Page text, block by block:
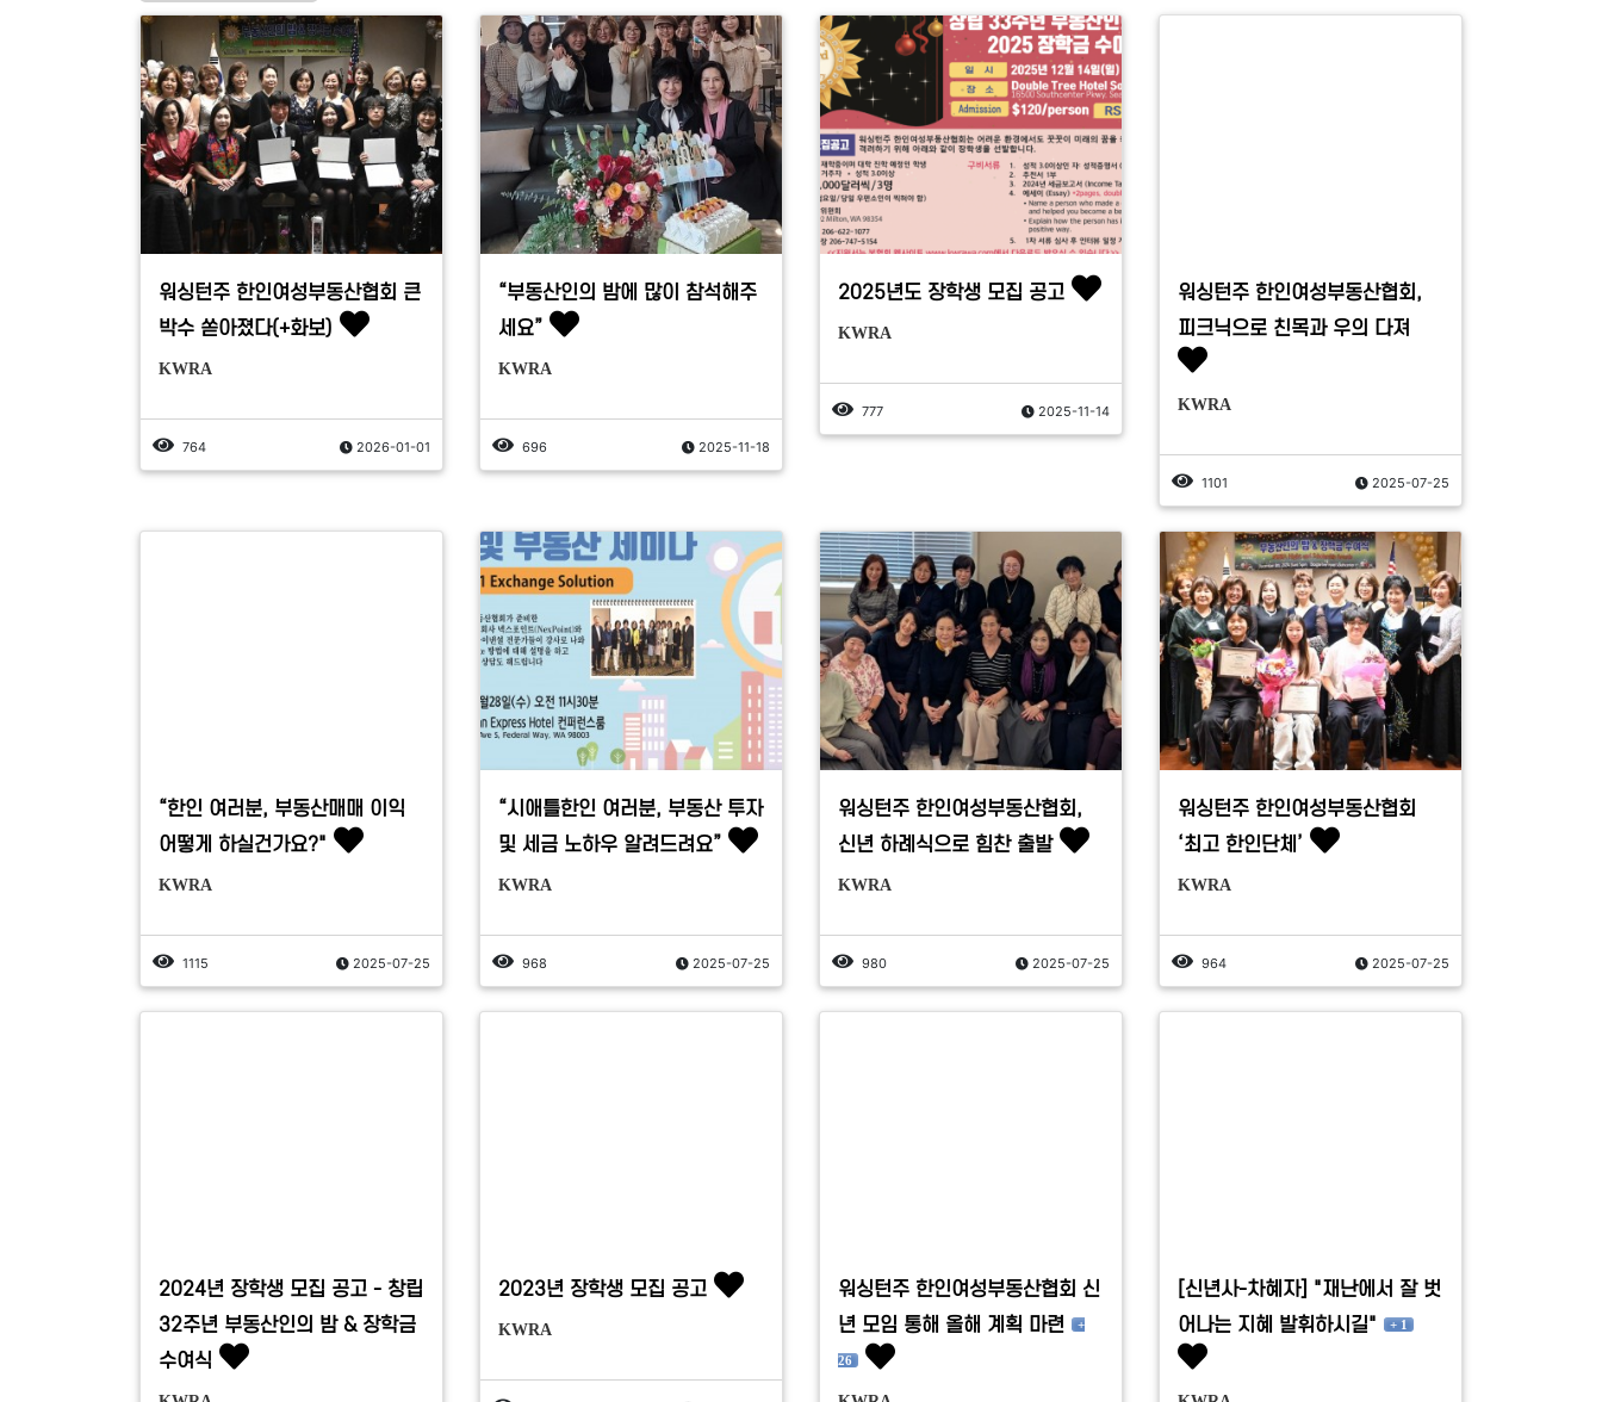
워싱턴주 한인여성부동산협회 큰
박수 쏟아졌다(+화보)
KWRA
764 2026-01-01
“부동산인의 밤에 많이 참석해주
세요”
KWRA
696 2025-11-18
2025년도 장학생 모집 공고
KWRA
777 2025-11-14
워싱턴주 한인여성부동산협회,
피크닉으로 친목과 우의 다져
KWRA
1101 2025-07-25
“한인 여러분, 부동산매매 이익
어떻게 하실건가요?"
KWRA
1115 2025-07-25
“시애틀한인 여러분, 부동산 투자
및 세금 노하우 알려드려요”
KWRA
968 2025-07-25
워싱턴주 한인여성부동산협회,
신년 하례식으로 힘찬 출발
KWRA
980 2025-07-25
워싱턴주 한인여성부동산협회
‘최고 한인단체’
KWRA
964 2025-07-25
2024년 장학생 모집 공고 - 창립
32주년 부동산인의 밤 & 장학금
수여식
2023년 장학생 모집 공고
KWRA
워싱턴주 한인여성부동산협회 신
년 모임 통해 올해 계획 마련
+
26
[신년사-차혜자] "재난에서 잘 벗
어나는 지혜 발휘하시길"
+ 1